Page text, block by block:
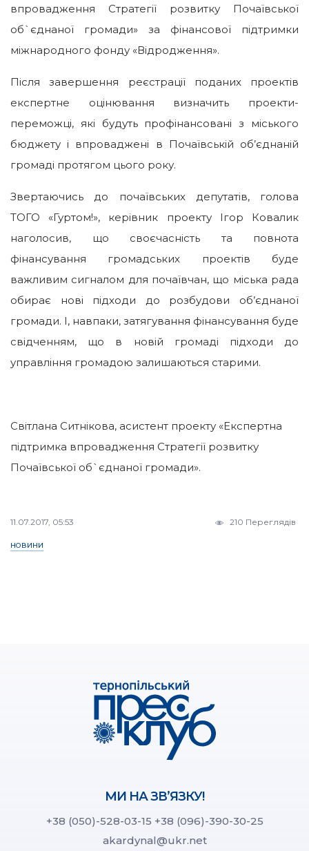
впровадження Стратегії розвитку Почаївської
об`єднаної громади» за фінансової підтримки
міжнародного фонду «Відродження».
Після завершення реєстрації поданих проектів
експертне оцінювання визначить проекти-
переможці, які будуть профінансовані з міського
бюджету і впроваджені в Почаївській об’єднаній
громаді протягом цього року.
Звертаючись до почаївських депутатів, голова
ТОГО «Гуртом!», керівник проекту Ігор Ковалик
наголосив, що своєчасність та повнота
фінансування громадських проектів буде
важливим сигналом для почаївчан, що міська рада
обирає нові підходи до розбудови об’єднаної
громади. І, навпаки, затягування фінансування буде
свідченням, що в новій громаді підходи до
управління громадою залишаються старими.
Світлана Ситнікова, асистент проекту «Експертна
підтримка впровадження Стратегії розвитку
Почаївської об`єднаної громади».
11.07.2017, 05:53 210 Переглядів
НОВИНИ
МИ НА ЗВ’ЯЗКУ!
+38 (050)-528-03-15 +38 (096)-390-30-25
akardynal@ukr.net